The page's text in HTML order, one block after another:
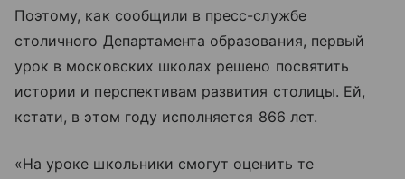
Поэтому, как сообщили в пресс-службе
столичного Департамента образования, первый
урок в московских школах решено посвятить
истории и перспективам развития столицы. Ей,
кстати, в этом году исполняется 866 лет.
«На уроке школьники смогут оценить те